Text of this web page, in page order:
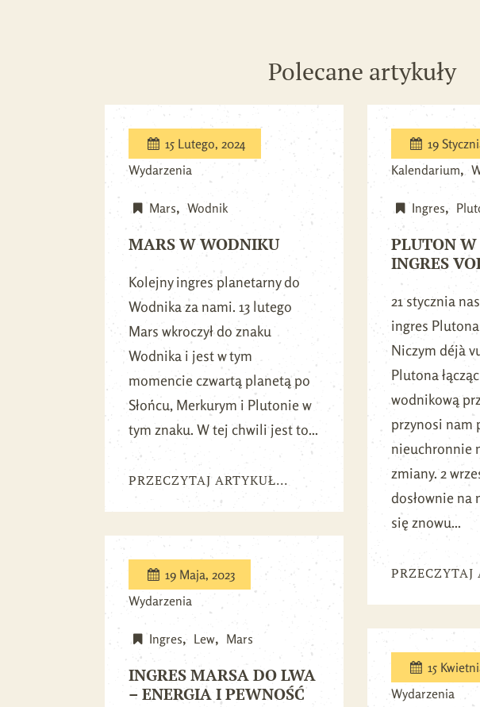
Polecane artykuły
15 Lutego, 2024
Wydarzenia
Mars Wodnik
MARS W WODNIKU
Kolejny ingres planetarny do
Wodnika za nami. 13 lutego
Mars wkroczył do znaku
Wodnika i jest w tym
momencie czwartą planetą po
Słońcu, Merkurym i Plutonie w
tym znaku. W tej chwili jest to...
PRZECZYTAJ ARTYKUŁ...
19
Kalendarium
Ingres
PLUTON
INGRES
21 stycznia
ingres
Niczym déjà
Plutona
wodnikową
przynosi nam
nieuchronnie
zmiany. 2
dosłownie na
się znowu...
PRZECZYTAJ
19 Maja, 2023
Wydarzenia
Ingres Lew Mars
INGRES MARSA DO LWA
– ENERGIA I PEWNOŚĆ
15
Wydarzenia